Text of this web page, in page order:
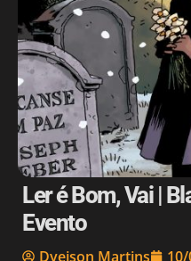
Ler é Bom, Vai |
Evento
Dyeison Martins